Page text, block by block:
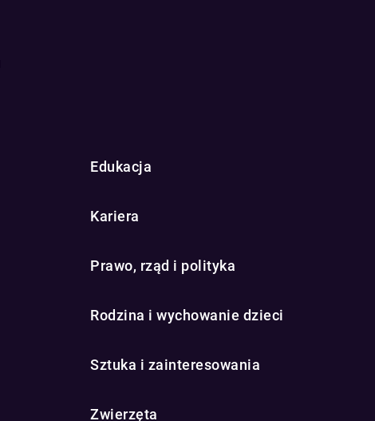
Edukacja
Kariera
Prawo, rząd i polityka
Rodzina i wychowanie dzieci
Sztuka i zainteresowania
Zwierzęta